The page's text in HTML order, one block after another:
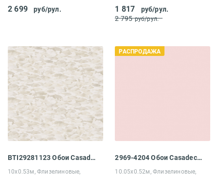
2 699 руб/рул. 1 817
руб/рул.
2 795 руб/рул.
BTI29281123 Обои Casadeco Baltic
10х0.53м, Флизелиновые,
РАСПРОДАЖА
2969-4204 Обои Casadeco My little world
10.05х0.52м, Флизелиновые,